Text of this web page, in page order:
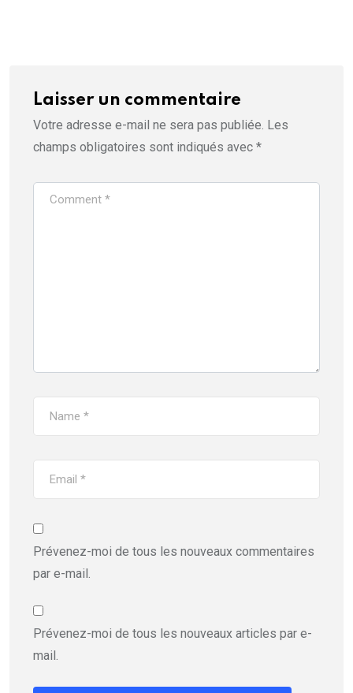
Laisser un commentaire
Votre adresse e-mail ne sera pas publiée. Les
champs obligatoires sont indiqués avec *
Prévenez-moi de tous les nouveaux commentaires
par e-mail.
Prévenez-moi de tous les nouveaux articles par e-
mail.